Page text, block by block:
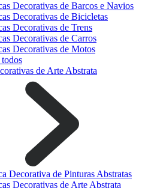
Decorativas de Barcos e Navios
Decorativas de Bicicletas
Decorativas de Trens
Decorativas de Carros
Decorativas de Motos
de Arte Abstrata
Decorativa de Pinturas Abstratas
Decorativas de Arte Abstrata